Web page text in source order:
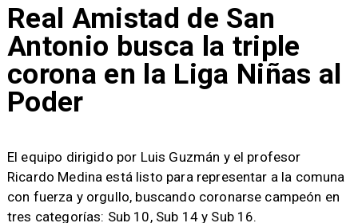
Real Amistad de San
Antonio busca la triple
corona en la Liga Niñas al
Poder
​El equipo dirigido por Luis Guzmán y el profesor
Ricardo Medina está listo para representar a la comuna
con fuerza y orgullo, buscando coronarse campeón en
tres categorías: Sub 10, Sub 14 y Sub 16.